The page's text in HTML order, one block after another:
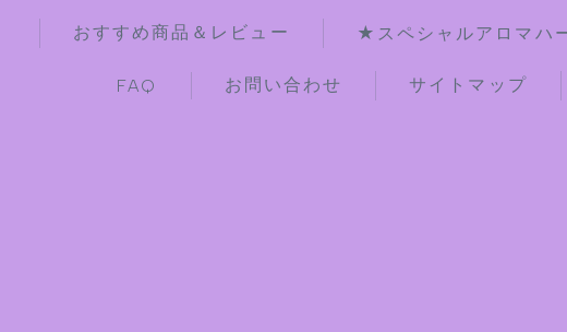
おすすめ商品＆レビュー ★スペシャルアロマハ
FAQ お問い合わせ サイトマップ
★全種/アロマハーブスパイス基材 プ